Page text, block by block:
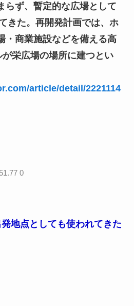
らず、暫定的な広場として
きた。再開発計画では、ホ
・商業施設などを備える高
栄広場の場所に建つとい
article/detail/2221114
0
地点としても使われてきた